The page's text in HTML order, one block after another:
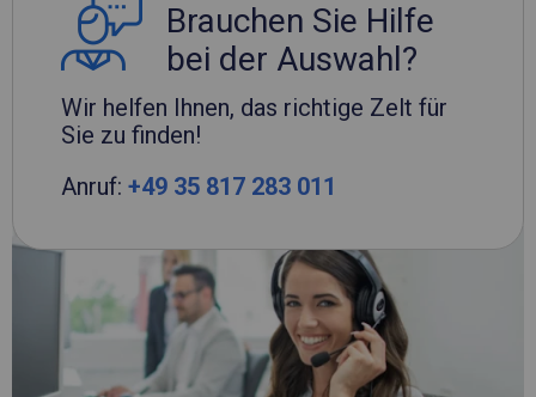
Brauchen Sie Hilfe
bei der Auswahl?
Wir helfen Ihnen, das richtige Zelt für
Sie zu finden!
Anruf: +49 35 817 283 011